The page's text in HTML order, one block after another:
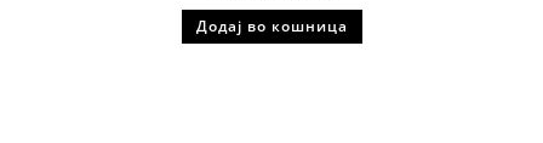
Додај во кошница